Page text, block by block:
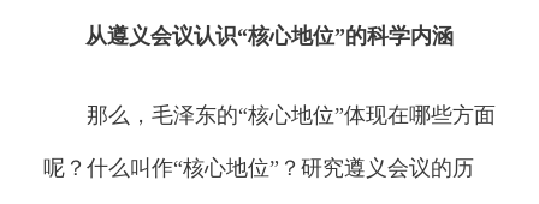
从遵义会议认识“核心地位”的科学内涵
那么，毛泽东的“核心地位”体现在哪些方面
呢？什么叫作“核心地位”？研究遵义会议的历